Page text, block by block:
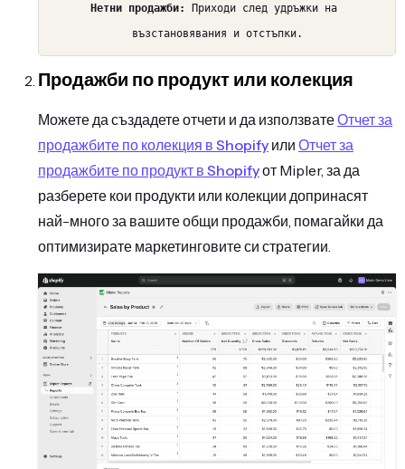
Нетни продажби:
Приходи след удръжки на
възстановявания и отстъпки.
Продажби по продукт или колекция
Можете да създадете отчети и да използватеОтчет за
продажбите по колекция в Shopify или Отчет за
продажбите по продукт в Shopifyот Mipler, за да
разберете кои продукти или колекции допринасят
най-много за вашите общи продажби, помагайки да
оптимизирате маркетинговите си стратегии.